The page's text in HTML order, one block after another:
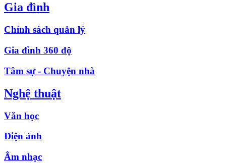
Gia đình
Chính sách quản lý
Gia đình 360 độ
Tâm sự - Chuyện nhà
Nghệ thuật
Văn học
Điện ảnh
Âm nhạc